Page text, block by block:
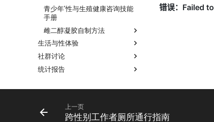
青少年'性与生殖健康咨询技能
手册
雌二醇凝胶自制方法
生活与性体验
社群讨论
统计报告
上一页
跨性别工作者厕所通行指南